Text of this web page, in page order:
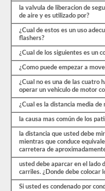
solo
preguntas
antes
que
proceso
nuevamente.
falla,
podrá
volver
a
tomar
prueba
mismo
día,
por
la valvula de liberacion de
de aire y es utilizado por?
¿Cual de estos es un uso
flashers?
¿Cual de los siguientes es un
¿Como puede empezar a
¿Cual no es una de las cuatro
operar un vehiculo de motor
¿Cual es la distancia media de
la causa mas común de los
la distancia que usted debe
mientras que conduce
carretera de
usted debe aparcar en el lado
carriles. ¿Donde debe
Si usted es condenado por